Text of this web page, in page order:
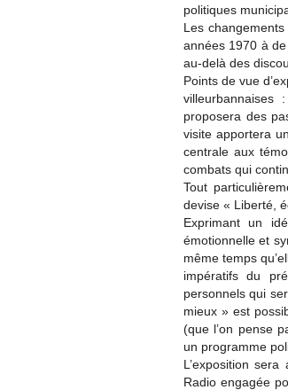
politiques
Les
années 1970 à
au-delà des
Points de vue
villeurbannaises
proposera des
visite apportera
centrale aux
combats qui
Tout
devise « Liberté,
Exprimant un
émotionnelle et
même temps
impératifs du
personnels qui
mieux » est
(que l’on pense
un programme
L’exposition
Radio engagée